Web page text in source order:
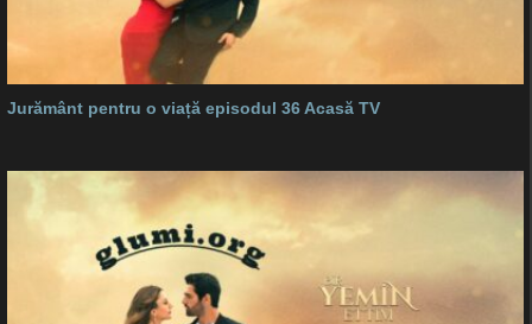
Jurământ pentru o viață episodul 36 Acasă TV